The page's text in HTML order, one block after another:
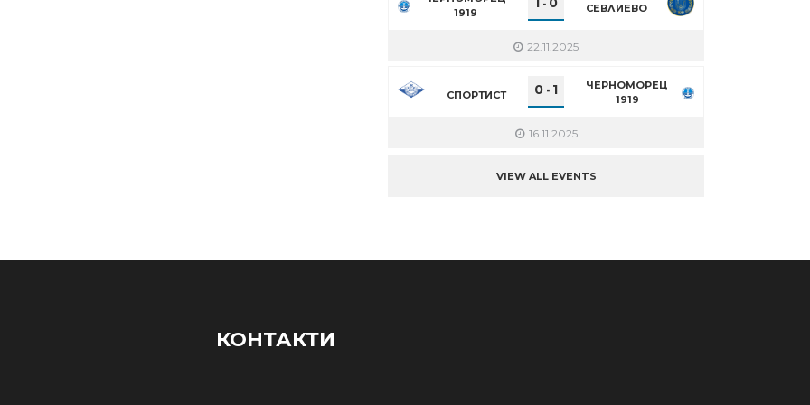
1919
- СЕВЛИЕВО
22.11.2025
СПОРТИСТ 0 - 1
ЧЕРНОМОРЕЦ
1919
16.11.2025
VIEW ALL EVENTS
КОНТАКТИ